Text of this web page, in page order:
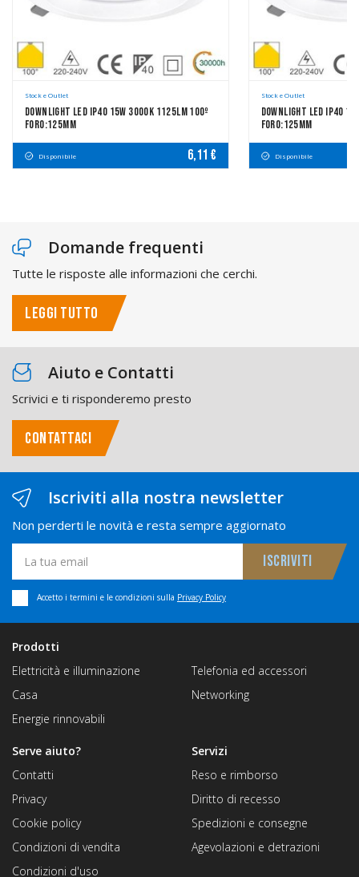
Stock e Outlet
Downlight LED IP40 15W 3000K 1125LM 100º
FORO:125mm
Disponibile 6,11 €
Stock e Outlet
Downlight LED IP40
FORO:125mm
Disponibile
Domande frequenti
Tutte le risposte alle informazioni che cerchi.
LEGGI TUTTO
Aiuto e Contatti
Scrivici e ti risponderemo presto
CONTATTACI
Iscriviti alla nostra newsletter
Non perderti le novità e resta sempre aggiornato
Accetto i termini e le condizioni sulla Privacy Policy
Prodotti
Elettricità e illuminazione
Casa
Energie rinnovabili
Telefonia ed accessori
Networking
Servizi
Reso e rimborso
Diritto di recesso
Spedizioni e consegne
Agevolazioni e detrazioni
Serve aiuto?
Contatti
Privacy
Cookie policy
Condizioni di vendita
Condizioni d'uso